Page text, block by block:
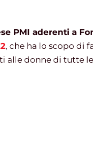
PMI aderenti a
, che ha lo scopo di
donne di tutte